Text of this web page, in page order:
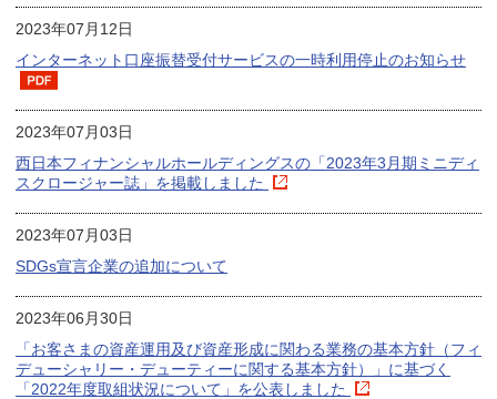
2023年07月12日
インターネット口座振替受付サービスの一時利用停止のお知らせ
2023年07月03日
西日本フィナンシャルホールディングスの「2023年3月期ミニディ
スクロージャー誌」を掲載しました
2023年07月03日
SDGs宣言企業の追加について
2023年06月30日
「お客さまの資産運用及び資産形成に関わる業務の基本方針（フィ
デューシャリー・デューティーに関する基本方針）」に基づく
「2022年度取組状況について」を公表しました